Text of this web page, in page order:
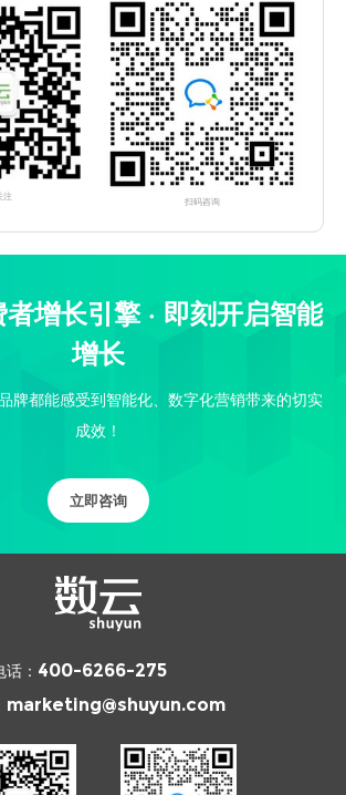
注 扫码咨询
增长引擎 · 即刻开启智能
增长
牌都能感受到智能化、数字化营销带来的切实
成效！
立即咨询
： 400-6266-275
marketing@shuyun.com